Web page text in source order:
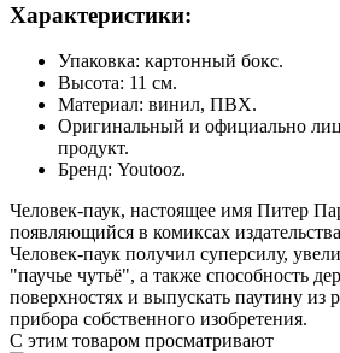
Характеристики:
Упаковка: картонный бокс.
Высота: 11 см.
Материал: винил, ПВХ.
Оригинальный и официально
продукт.
Бренд: Youtooz.
Человек-паук, настоящее имя Питер
появляющийся в комиксах
Человек-паук получил суперсилу,
"паучье чутьё", а также способность
поверхностях и выпускать паутину из
прибора собственного изобретения.
С этим товаром просматривают